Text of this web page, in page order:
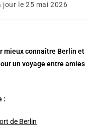
jour le 25 mai 2026
mieux connaître Berlin et
un voyage entre amies
:
de Berlin